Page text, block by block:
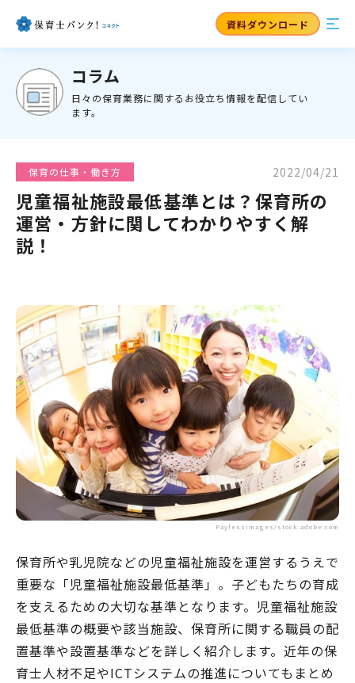
資料ダウンロード
コラム
日々の保育業務に関するお役立ち情報を配信してい
ます。
保育の仕事・働き方 2022/04/21
児童福祉施設最低基準とは？保育所の
運営・方針に関してわかりやすく解
説！
Paylessimages/stock.adobe.com
保育所や乳児院などの児童福祉施設を運営するうえで
重要な「児童福祉施設最低基準」。子どもたちの育成
を支えるための大切な基準となります。児童福祉施設
最低基準の概要や該当施設、保育所に関する職員の配
置基準や設置基準などを詳しく紹介します。近年の保
育士人材不足やICTシステムの推進についてもまとめ